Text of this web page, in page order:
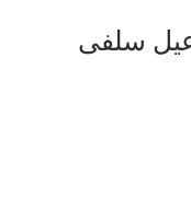
سلفی